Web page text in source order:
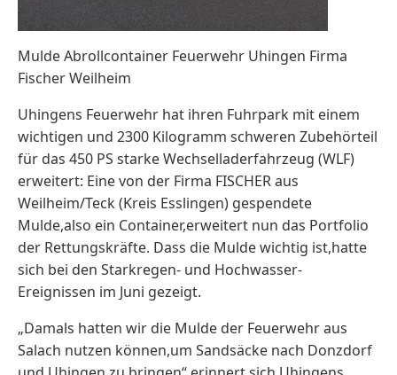
Mulde Abrollcontainer Feuerwehr Uhingen Firma
Fischer Weilheim
Uhingens Feuerwehr hat ihren Fuhrpark mit einem
wichtigen und 2300 Kilogramm schweren Zubehörteil
für das 450 PS starke Wechselladerfahrzeug (WLF)
erweitert: Eine von der Firma FISCHER aus
Weilheim/Teck (Kreis Esslingen) gespendete
Mulde,also ein Container,erweitert nun das Portfolio
der Rettungskräfte. Dass die Mulde wichtig ist,hatte
sich bei den Starkregen- und Hochwasser-
Ereignissen im Juni gezeigt.
„Damals hatten wir die Mulde der Feuerwehr aus
Salach nutzen können,um Sandsäcke nach Donzdorf